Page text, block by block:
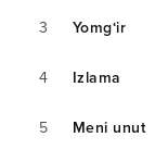
3 Yomg‘ir
4 Izlama
5 Meni unut